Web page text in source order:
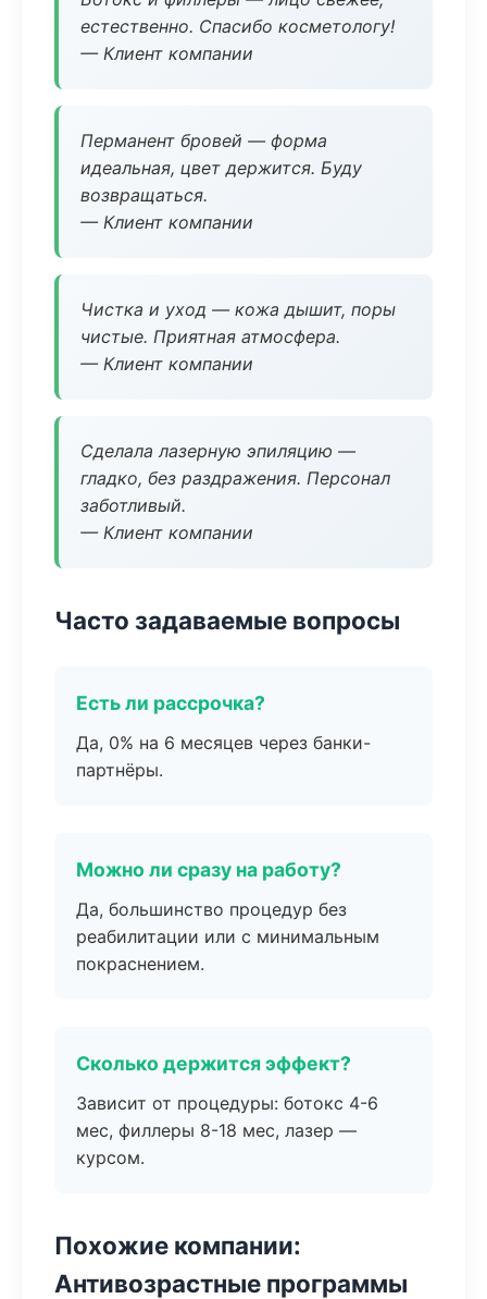
естественно. Спасибо косметологу!
— Клиент компании
Перманент бровей — форма
идеальная, цвет держится. Буду
возвращаться.
— Клиент компании
Чистка и уход — кожа дышит, поры
чистые. Приятная атмосфера.
— Клиент компании
Сделала лазерную эпиляцию —
гладко, без раздражения. Персонал
заботливый.
— Клиент компании
Часто задаваемые вопросы
Есть ли рассрочка?
Да, 0% на 6 месяцев через банки-
партнёры.
Можно ли сразу на работу?
Да, большинство процедур без
реабилитации или с минимальным
покраснением.
Сколько держится эффект?
Зависит от процедуры: ботокс 4-6
мес, филлеры 8-18 мес, лазер —
курсом.
Похожие компании:
Антивозрастные программы